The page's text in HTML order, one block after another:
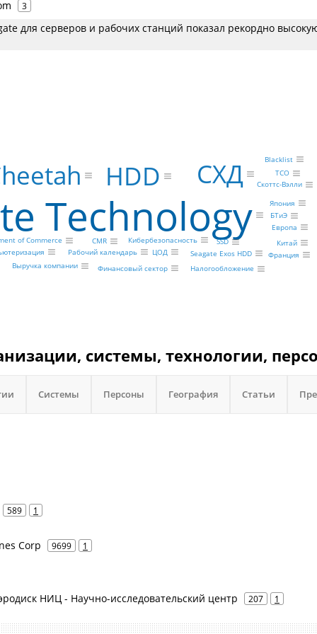
3
для серверов и рабочих станций показал рекордно
Technology
СХД
HDD
of Commerce CMR
Кибербезопасность
Рабочий календарь ЦОД
SSD
Seagate Exos HDD
Франция
Скоттс-Вэлли
Китай
Европа
Япония
БТиЭ
TCO
Blacklist
Выручка компании Финансовый сектор Налогообложение
системы, технологии,
Системы Персоны География Статьи
589 1
Corp 9699 1
НИЦ - Научно-исследовательский центр 207 1